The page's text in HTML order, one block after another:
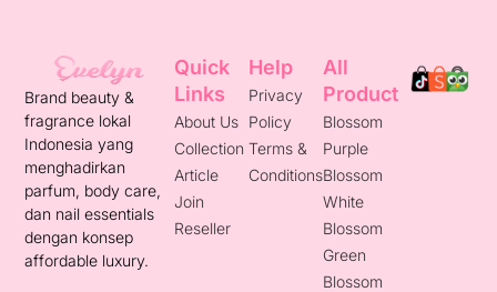
Brand beauty &
fragrance lokal
Indonesia yang
menghadirkan
parfum, body care,
dan nail essentials
dengan konsep
affordable luxury.
Quick
Links
About Us
Collection
Article
Join
Reseller
Help
Privacy
Policy
Terms &
Conditions
All
Product
Blossom
Purple
Blossom
White
Blossom
Green
Blossom